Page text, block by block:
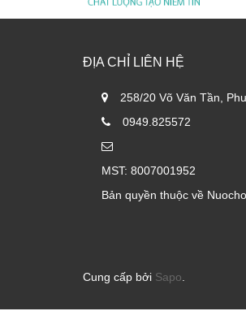
ĐỊA CHỈ LIÊN HỆ
258/20 Võ Văn Tần,
0949.825572
MST: 8007001952
Bản quyền thuộc về
Cung cấp bởi Sapo